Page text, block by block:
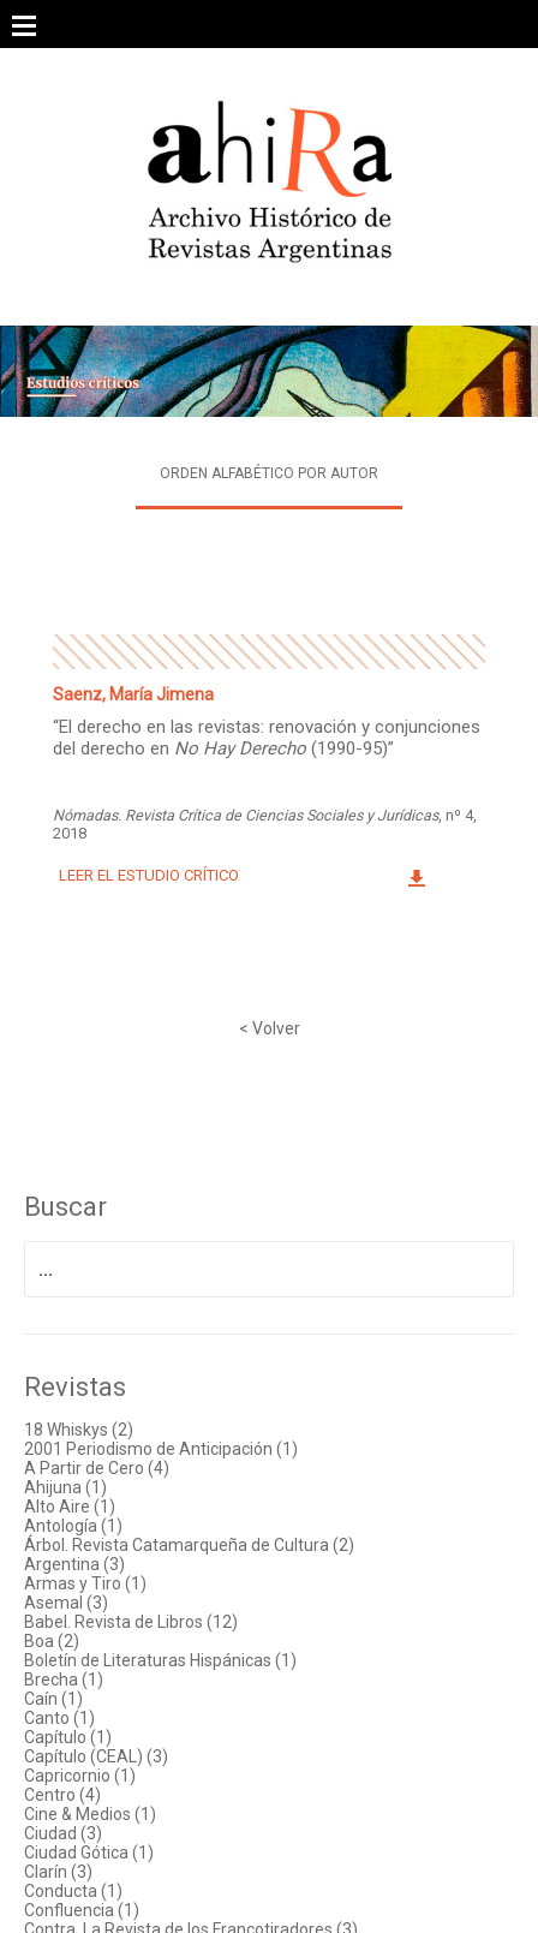
content
ARCHIVO DE REVISTAS
ESTUDIOS CRÍTICOS
INTEGRANTES
ORDEN ALFABÉTICO POR AUTOR
Saenz, María Jimena
“El derecho en las revistas: renovación y conjunciones
del derecho en No Hay Derecho(1990-95)”
Nómadas. Revista Crítica de Ciencias Sociales y Jurídicas, nº 4,
2018
LEER EL ESTUDIO CRÍTICO
< Volver
Buscar
Revistas
18 Whiskys (2)
2001 Periodismo de Anticipación (1)
A Partir de Cero (4)
Ahijuna (1)
Alto Aire (1)
Antología (1)
Árbol. Revista Catamarqueña de Cultura (2)
Argentina (3)
Armas y Tiro (1)
Asemal (3)
Babel. Revista de Libros (12)
Boa (2)
Boletín de Literaturas Hispánicas (1)
Brecha (1)
Caín (1)
Canto (1)
Capítulo (1)
Capítulo (CEAL) (3)
Capricornio (1)
Centro (4)
Cine & Medios (1)
Ciudad (3)
Ciudad Gótica (1)
Clarín (3)
Conducta (1)
Confluencia (1)